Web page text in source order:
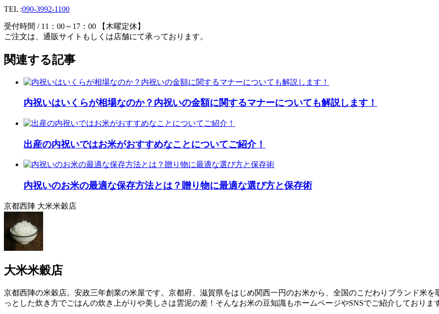
TEL :090-3992-1100
受付時間 / 11：00～17：00 【木曜定休】
ご注文は、通販サイトもしくは店舗にて承っております。
関連する記事
内祝いはいくらが相場なのか？内祝いの金額に関するマナーについても解説します！
出産の内祝いではお米がおすすめなことについてご紹介！
内祝いのお米の最適な保存方法とは？贈り物に最適な選び方と保存術
京都西陣 大米米穀店
大米米穀店
京都西陣の米穀店。安政三年創業の米屋です。京都府、滋賀県をはじめ関西一円のお米から、全国のこだわりブランド米
っとした炊き方でごはんの炊き上がりや美しさは雲泥の差！そんなお米の豆知識もホームページやSNSでご紹介しておりま